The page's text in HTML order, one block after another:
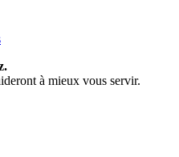
à mieux vous servir.